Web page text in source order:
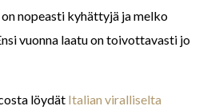
nopeasti kyhättyjä ja melko
vuonna laatu on toivottavasti jo
löydät Italian viralliselta